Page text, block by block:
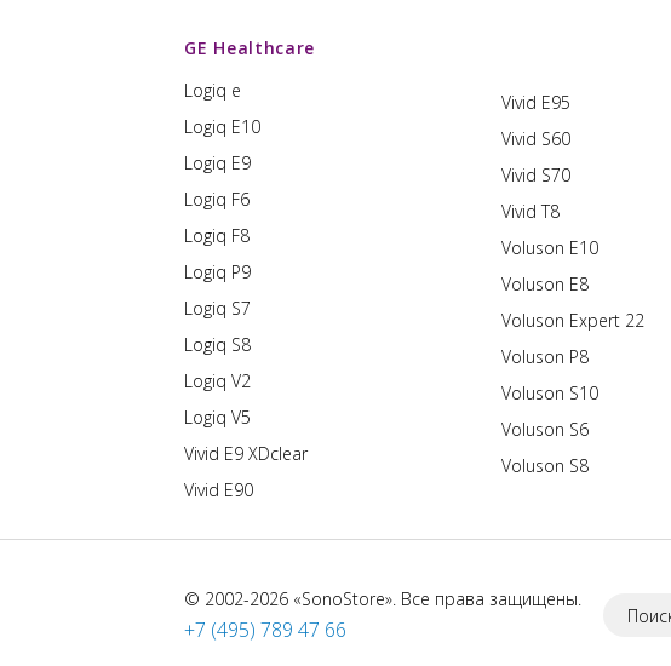
GE Healthcare
Logiq e
Logiq E10
Logiq E9
Logiq F6
Logiq F8
Logiq P9
Logiq S7
Logiq S8
Logiq V2
Logiq V5
Vivid E9 XDclear
Vivid E90
Vivid E95
Vivid S60
Vivid S70
Vivid T8
Voluson E10
Voluson E8
Voluson Expert 22
Voluson P8
Voluson S10
Voluson S6
Voluson S8
© 2002-2026 «SonoStore». Все права защищены.
+7 (495) 789 47 66